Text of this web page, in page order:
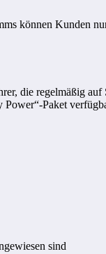
können Kunden
die regelmäßig
Paket
sind